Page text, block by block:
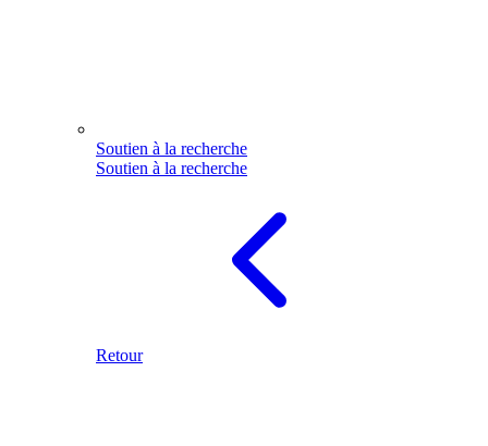
Soutien à la recherche
Soutien à la recherche
Retour